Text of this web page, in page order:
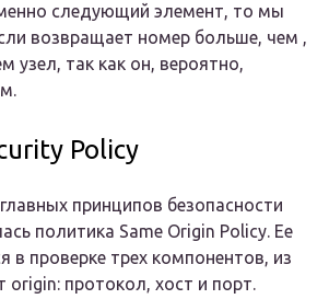
следующий элемент, то мы
возвращает номер больше, чем ,
узел, так как он, вероятно,
Policy
принципов безопасности
политика Same Origin Policy. Ее
в проверке трех компонентов, из
origin: протокол, хост и порт.